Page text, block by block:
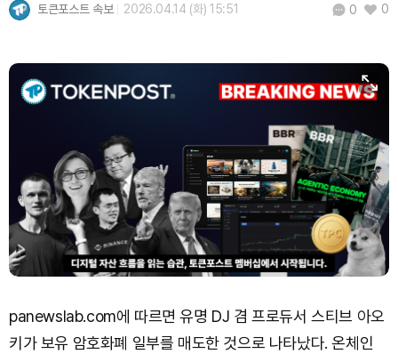
토큰포스트 속보 2026.04.14 (화) 15:51 0 0
panewslab.com에 따르면 유명 DJ 겸 프로듀서 스티브 아오
키가 보유 암호화폐 일부를 매도한 것으로 나타났다. 온체인